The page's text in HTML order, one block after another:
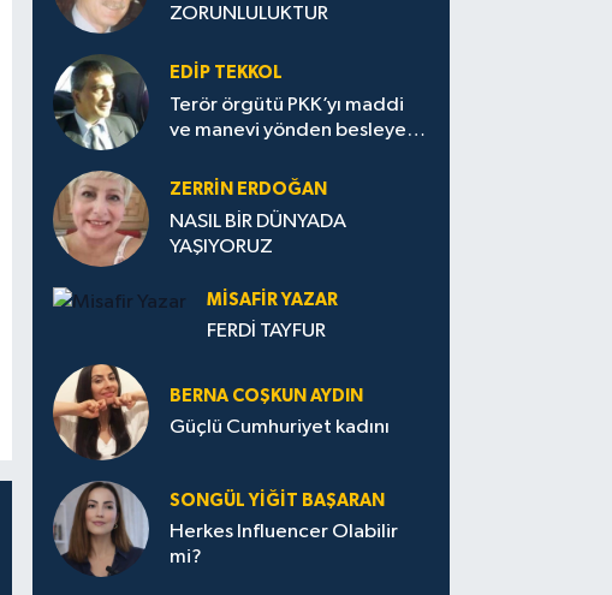
ZORUNLULUKTUR
EDIP TEKKOL
Terör örgütü PKK’yı maddi
ve manevi yönden besleyen
ZERRIN ERDOĞAN
NASIL BİR DÜNYADA
YAŞIYORUZ
MISAFIR YAZAR
FERDİ TAYFUR
BERNA COŞKUN AYDIN
Güçlü Cumhuriyet kadını
SONGÜL YIĞIT BAŞARAN
Herkes Influencer Olabilir
mi?